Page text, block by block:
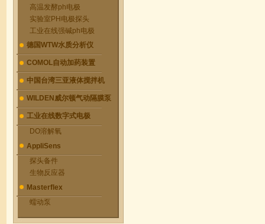
高温发酵ph电极
实验室PH电极探头
工业在线强碱ph电极
德国WTW水质分析仪
COMOL自动加药装置
中国台湾三亚液体搅拌机
WILDEN威尔顿气动隔膜泵
工业在线数字式电极
DO溶解氧
AppliSens
探头备件
生物反应器
Masterflex
蠕动泵